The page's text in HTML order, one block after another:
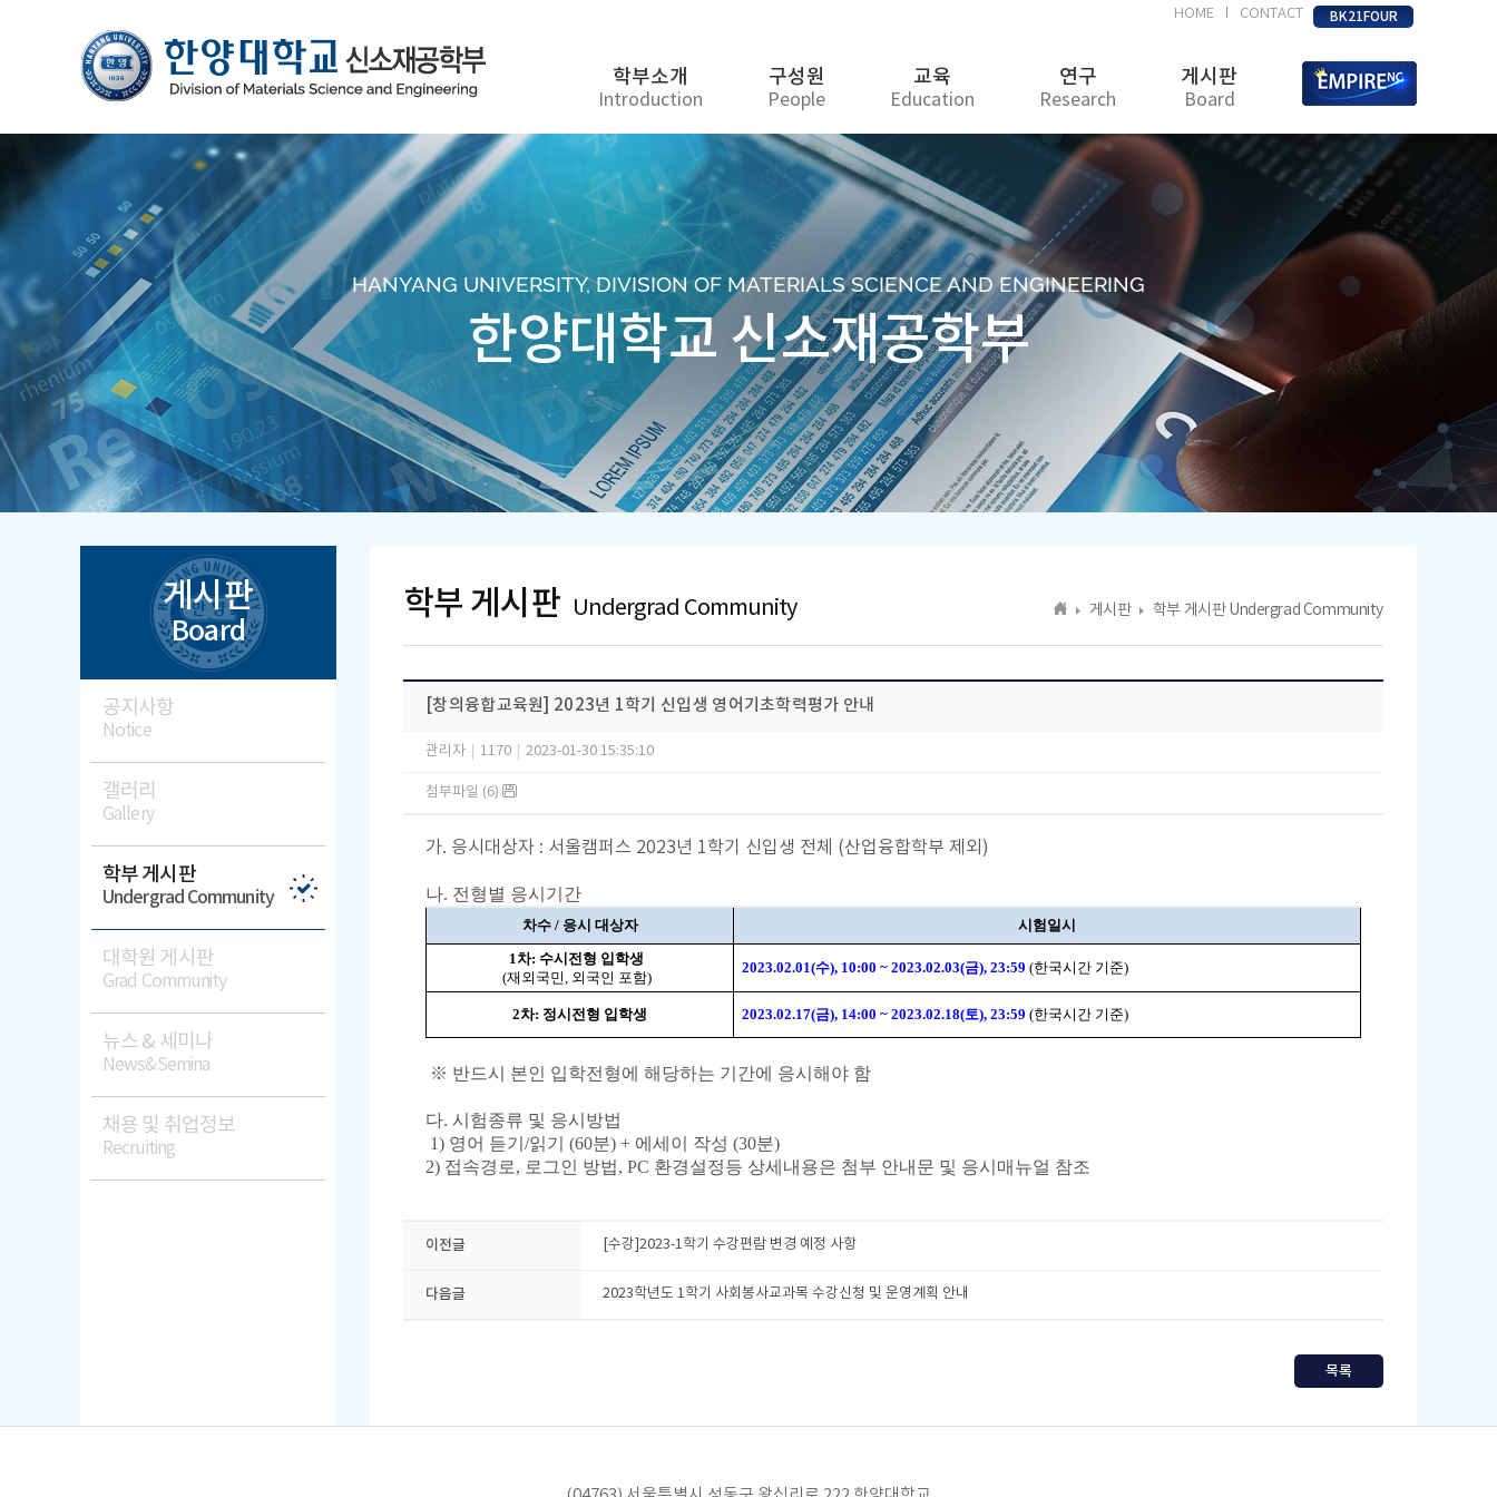
HOME CONTACT BK21FOUR
학부소개
Introduction
구성원
People
교육
Education
연구
Research
게시판
Board
HANYANG UNIVERSITY, DIVISION OF MATERIALS SCIENCE AND ENGINEERING
한양대학교 신소재공학부
게시판
Board
공지사항
Notice
갤러리
Gallery
학부 게시판
Undergrad Community
대학원 게시판
Grad Community
뉴스 & 세미나
News&Semina
채용 및 취업정보
Recruiting
학부 게시판 Undergrad Community 게시판 학부 게시판 Undergrad Community
[창의융합교육원] 2023년 1학기 신입생 영어기초학력평가 안내
관리자 1170 2023-01-30 15:35:10
첨부파일 (6)
가. 응시대상자 : 서울캠퍼스 2023년 1학기 신입생 전체 (산업융합학부 제외)
나. 전형별 응시기간
차수 / 응시 대상자
시험일시
1차: 수시전형 입학생
(재외국민, 외국인 포함)
2023.02.01(수), 10:00 ~ 2023.02.03(금), 23:59 (한국시간 기준)
2차: 정시전형 입학생 2023.02.17(금), 14:00 ~ 2023.02.18(토), 23:59 (한국시간 기준)
※ 반드시 본인 입학전형에 해당하는 기간에 응시해야 함
다. 시험종류 및 응시방법
1) 영어 듣기/읽기 (60분) + 에세이 작성 (30분)
2) 접속경로, 로그인 방법, PC 환경설정등 상세내용은 첨부 안내문 및 응시매뉴얼 참조
이전글 [수강]2023-1학기 수강편람 변경 예정 사항
다음글 2023학년도 1학기 사회봉사교과목 수강신청 및 운영계획 안내
목록